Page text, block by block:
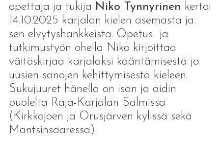
opettaja ja tukija Niko Tynnyrinen kertoi
14.10.2025 karjalan kielen asemasta ja
sen elvytyshankkeista. Opetus- ja
tutkimustyön ohella Niko kirjoittaa
väitöskirjaa karjalaksi kääntämisestä ja
uusien sanojen kehittymisestä kieleen.
Sukujuuret hänellä on isän ja äidin
puolelta Raja-Karjalan Salmissa
(Kirkkojoen ja Orusjärven kylissä sekä
Mantsinsaaressa).